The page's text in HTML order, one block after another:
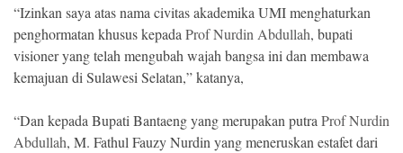
“Izinkan saya atas nama civitas akademika UMI menghaturkan
penghormatan khusus kepada Prof Nurdin Abdullah, bupati
visioner yang telah mengubah wajah bangsa ini dan membawa
kemajuan di Sulawesi Selatan,” katanya,
“Dan kepada Bupati Bantaeng yang merupakan putra Prof Nurdin
Abdullah, M. Fathul Fauzy Nurdin yang meneruskan estafet dari